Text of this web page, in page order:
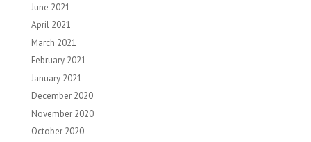
June 2021
April 2021
March 2021
February 2021
January 2021
December 2020
November 2020
October 2020